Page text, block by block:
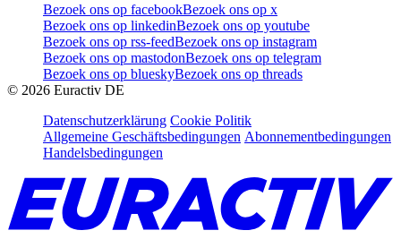
Bezoek ons op facebookBezoek ons op x
Bezoek ons op linkedinBezoek ons op youtube
Bezoek ons op rss-feedBezoek ons op instagram
Bezoek ons op mastodonBezoek ons op telegram
Bezoek ons op blueskyBezoek ons op threads
© 2026 Euractiv DE
Datenschutzerklärung Cookie Politik
Allgemeine Geschäftsbedingungen Abonnementbedingungen
Handelsbedingungen